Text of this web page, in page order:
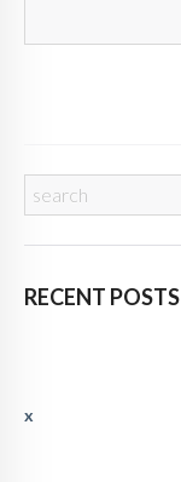
RECENT POSTS
x